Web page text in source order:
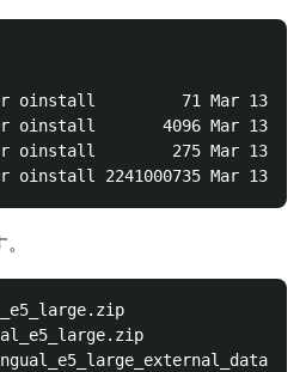
oinstall         71 Mar 13